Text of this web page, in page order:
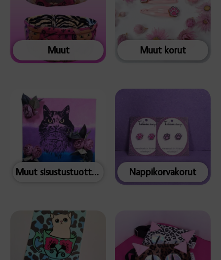
Muut Muut korut
Muut sisustustuotteet Nappikorvakorut